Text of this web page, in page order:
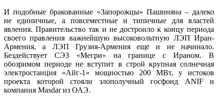
И подобные бракованные «Запорожцы» Пашиняна – далеко
не единичные, а повсеместные и типичные для властей
явления. Правительство так и не достроило к концу периода
своего правления важнейшую высоковольтную ЛЭП Иран-
Армения, а ЛЭП Грузия-Армения еще и не начинало.
Бездействует СЭЗ «Мегри» на границе с Ираном. В
обозримом периоде не вступит в строй крупная солнечная
электростанция «Айг-1» мощностью 200 МВт, у истоков
проекта которой стояли злополучный госфонд ANIF и
компания Masdar из ОАЭ.